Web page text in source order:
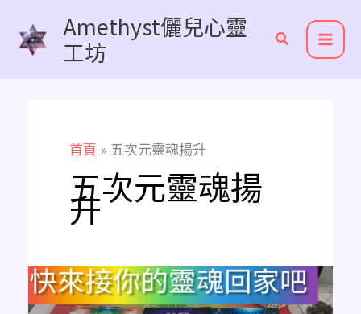
Amethyst儷兒心靈
工坊
首頁 五次元靈魂揚升
五次元靈魂揚
升
Amethyst
占
卜